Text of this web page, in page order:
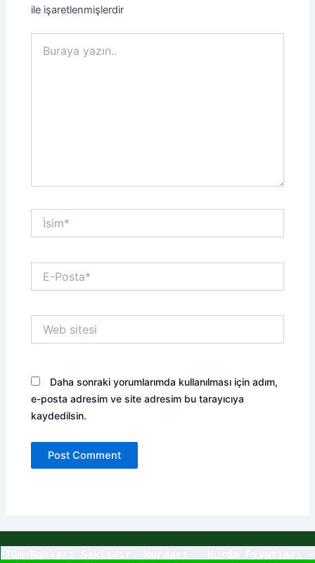
ile işaretlenmişlerdir
yazın..
İsim*
Posta*
sitesi
Daha sonraki yorumlarımda kullanılması için adım,
e-posta adresim ve site adresim bu tarayıcıya
kaydedilsin.